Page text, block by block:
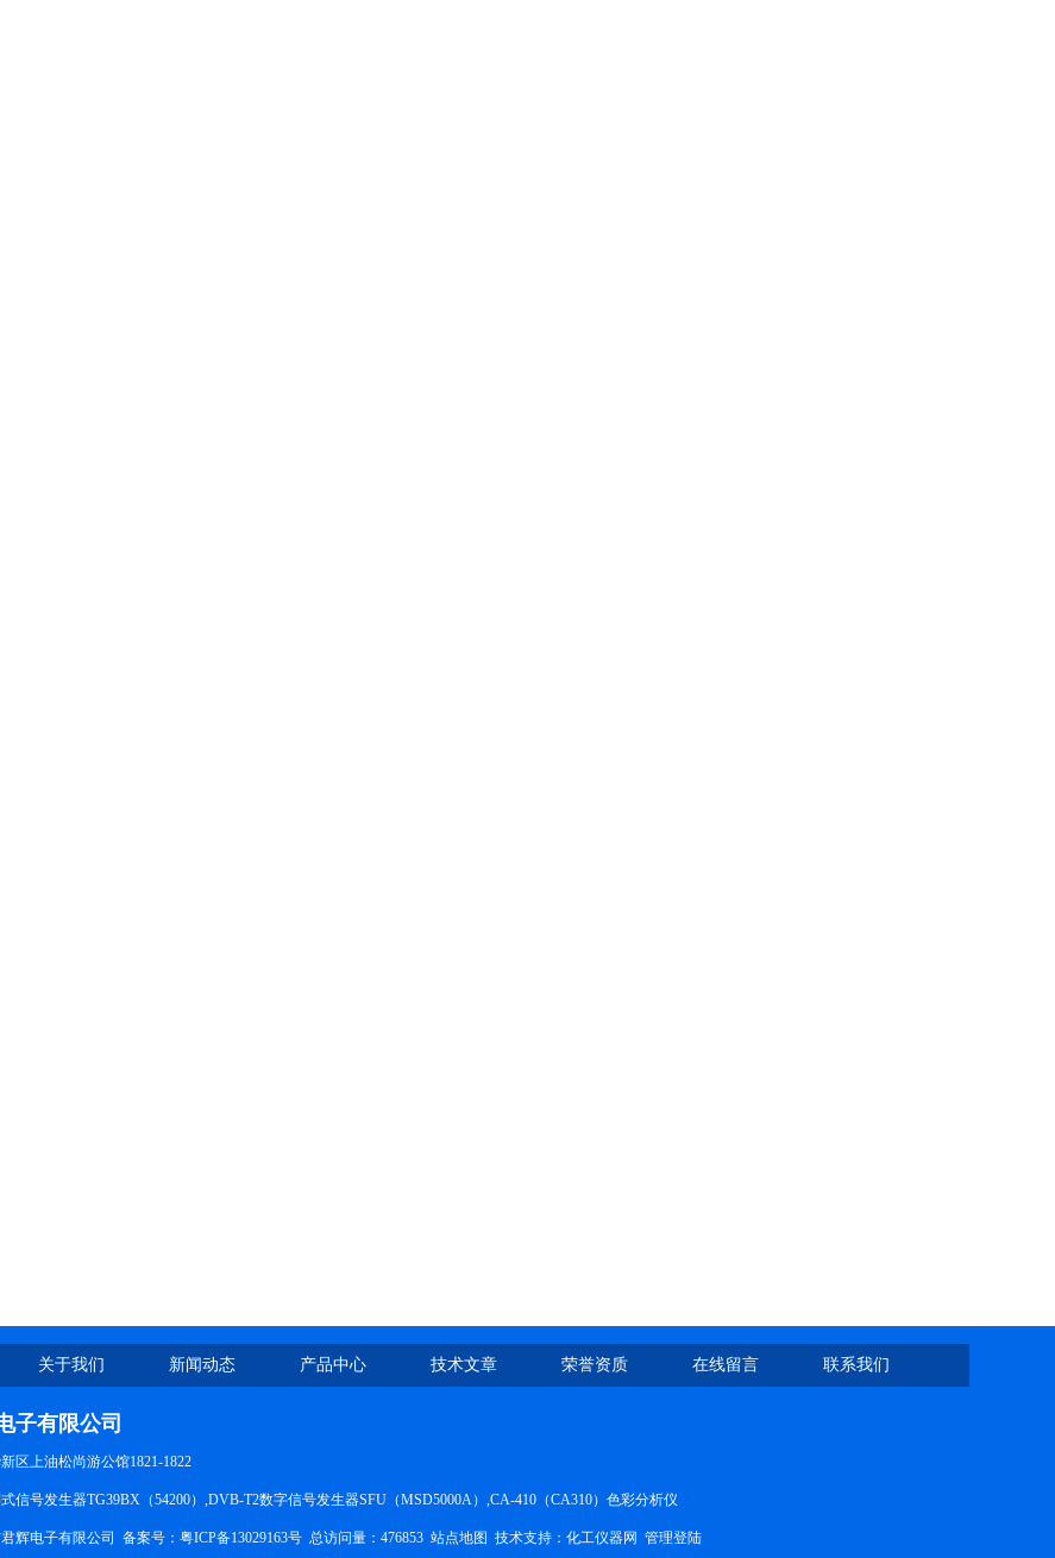
关于我们 新闻动态 产品中心 技术文章 荣誉资质 在线留言 联系我们
子有限公司
区上油松尚游公馆1821-1822
信号发生器TG39BX（54200）,DVB-T2数字信号发生器SFU（MSD5000A）,CA-410（CA310）色彩分析仪
辉电子有限公司 备案号： 粤ICP备13029163号 总访问量：476853 站点地图 技术支持： 化工仪器网 管理登陆